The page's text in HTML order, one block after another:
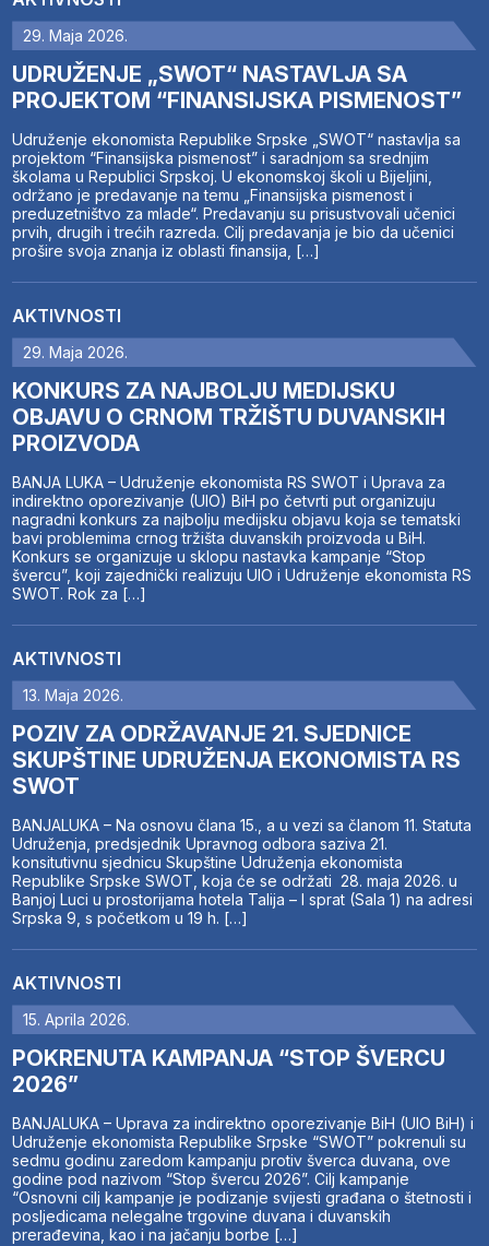
29. Maja 2026.
UDRUŽENJE „SWOT“ NASTAVLJA SA
PROJEKTOM “FINANSIJSKA PISMENOST”
Udruženje ekonomista Republike Srpske „SWOT“ nastavlja sa
projektom “Finansijska pismenost” i saradnjom sa srednjim
školama u Republici Srpskoj. U ekonomskoj školi u Bijeljini,
održano je predavanje na temu „Finansijska pismenost i
preduzetništvo za mlade“. Predavanju su prisustvovali učenici
prvih, drugih i trećih razreda. Cilj predavanja je bio da učenici
prošire svoja znanja iz oblasti finansija, […]
AKTIVNOSTI
29. Maja 2026.
KONKURS ZA NAJBOLJU MEDIJSKU
OBJAVU O CRNOM TRŽIŠTU DUVANSKIH
PROIZVODA
BANJA LUKA – Udruženje ekonomista RS SWOT i Uprava za
indirektno oporezivanje (UIO) BiH po četvrti put organizuju
nagradni konkurs za najbolju medijsku objavu koja se tematski
bavi problemima crnog tržišta duvanskih proizvoda u BiH.
Konkurs se organizuje u sklopu nastavka kampanje “Stop
švercu”, koji zajednički realizuju UIO i Udruženje ekonomista RS
SWOT. Rok za […]
AKTIVNOSTI
13. Maja 2026.
POZIV ZA ODRŽAVANJE 21. SJEDNICE
SKUPŠTINE UDRUŽENJA EKONOMISTA RS
SWOT
BANJALUKA – Na osnovu člana 15., a u vezi sa članom 11. Statuta
Udruženja, predsjednik Upravnog odbora saziva 21.
konsitutivnu sjednicu Skupštine Udruženja ekonomista
Republike Srpske SWOT, koja će se održati 28. maja 2026. u
Banjoj Luci u prostorijama hotela Talija – I sprat (Sala 1) na adresi
Srpska 9, s početkom u 19 h. […]
AKTIVNOSTI
15. Aprila 2026.
POKRENUTA KAMPANJA “STOP ŠVERCU
2026”
BANJALUKA – Uprava za indirektno oporezivanje BiH (UIO BiH) i
Udruženje ekonomista Republike Srpske “SWOT” pokrenuli su
sedmu godinu zaredom kampanju protiv šverca duvana, ove
godine pod nazivom “Stop švercu 2026”. Cilj kampanje
“Osnovni cilj kampanje je podizanje svijesti građana o štetnosti i
posljedicama nelegalne trgovine duvana i duvanskih
prerađevina, kao i na jačanju borbe […]